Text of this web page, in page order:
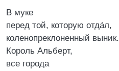
В муке
перед той, которую отда́л,
коленопреклоненный выник.
Король Альберт,
все города